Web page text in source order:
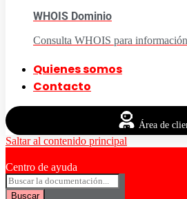
WHOIS Dominio
Consulta WHOIS para
Quienes somos
Contacto
Área de
Saltar al contenido principal
Centro de ayuda
Buscar